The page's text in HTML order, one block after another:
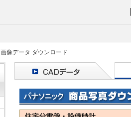
画像データ ダウンロード